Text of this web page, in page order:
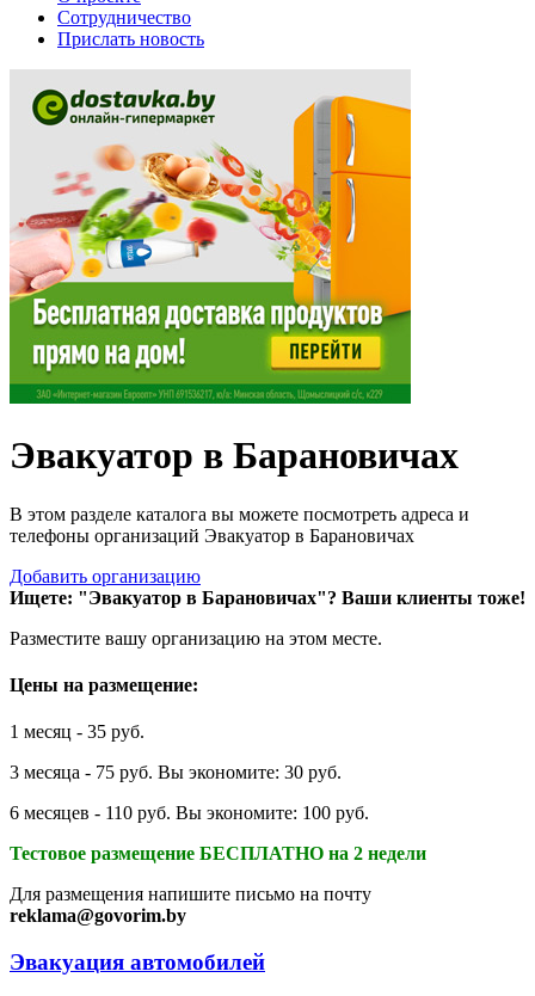
Сотрудничество
Прислать новость
Эвакуатор в Барановичах
В этом разделе каталога вы можете посмотреть адреса и
телефоны организаций Эвакуатор в Барановичах
Добавить организацию
Ищете: "Эвакуатор в Барановичах"? Ваши клиенты тоже!
Разместите вашу организацию на этом месте.
Цены на размещение:
1 месяц - 35 руб.
3 месяца - 75 руб. Вы экономите: 30 руб.
6 месяцев - 110 руб. Вы экономите: 100 руб.
Тестовое размещение БЕСПЛАТНО на 2 недели
Для размещения напишите письмо на почту
reklama@govorim.by
Эвакуация автомобилей